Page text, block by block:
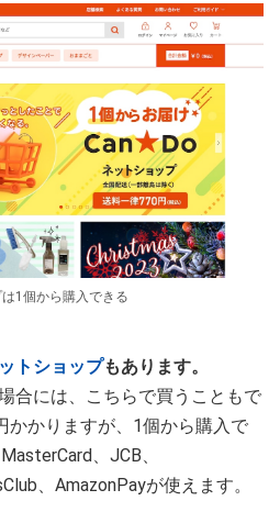
1個から購入できる
トショップもあります。
合には、こちらで買うこともで
かかりますが、1個から購入で
、JCB、
、AmazonPayが使えます。